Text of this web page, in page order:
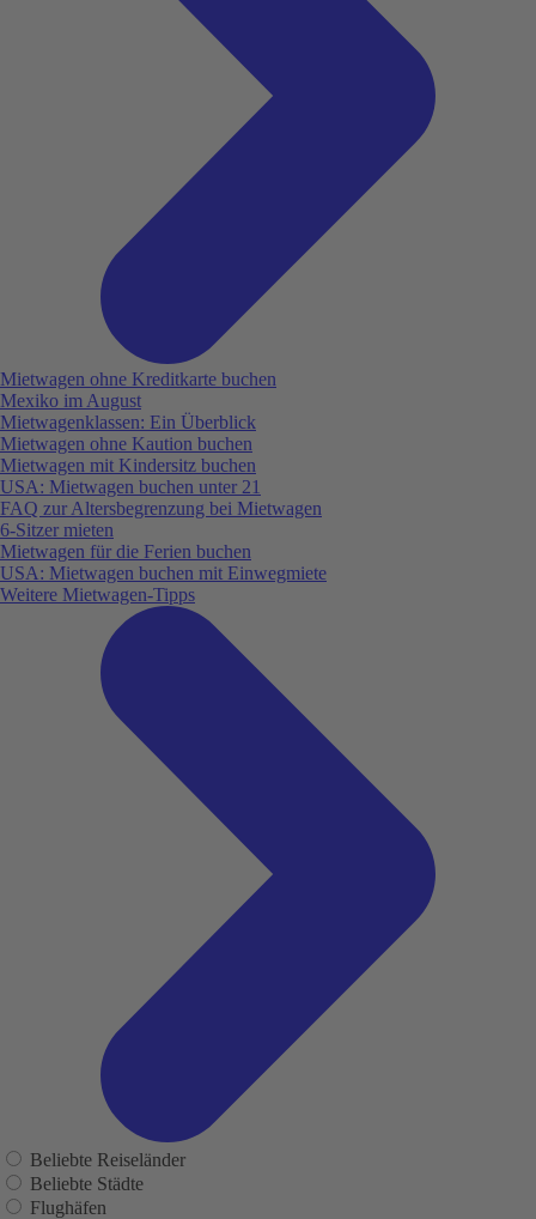
Mietwagen ohne Kreditkarte buchen
Mexiko im August
Mietwagenklassen: Ein Überblick
Mietwagen ohne Kaution buchen
Mietwagen mit Kindersitz buchen
USA: Mietwagen buchen unter 21
FAQ zur Altersbegrenzung bei Mietwagen
6-Sitzer mieten
Mietwagen für die Ferien buchen
USA: Mietwagen buchen mit Einwegmiete
Weitere Mietwagen-Tipps
Beliebte Reiseländer
Beliebte Städte
Flughäfen